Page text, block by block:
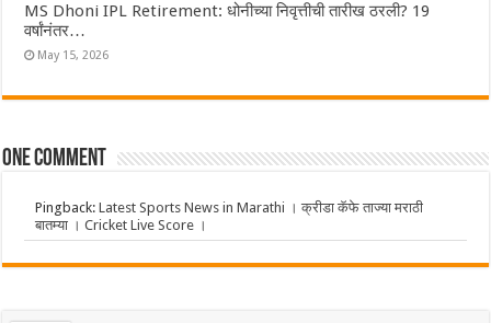
MS Dhoni IPL Retirement: धोनीच्या निवृत्तीची तारीख ठरली? 19
वर्षांनंतर…
May 15, 2026
One comment
Pingback:Latest Sports News in Marathi । क्रीडा कॅफे ताज्या मराठी
बातम्या । Cricket Live Score ।